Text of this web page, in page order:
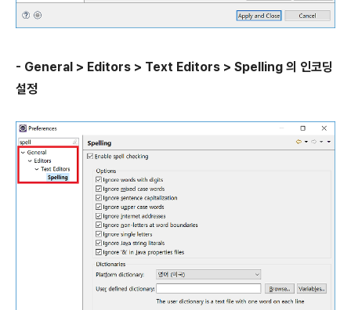
- General > Editors > Text Editors > Spelling 의 인코딩
설정